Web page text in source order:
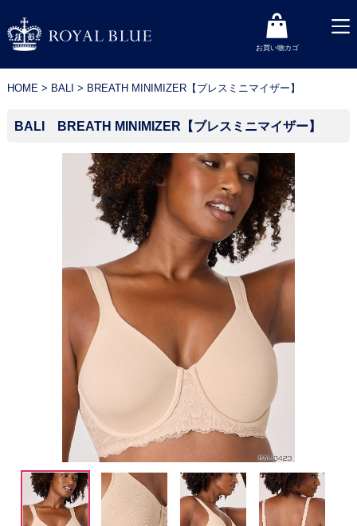
お買い物カゴ
お買い物カゴ
HOME> BALI > BREATH MINIMIZER【ブレスミニマイザー】
BALI BREATH MINIMIZER【ブレスミニマイザー】